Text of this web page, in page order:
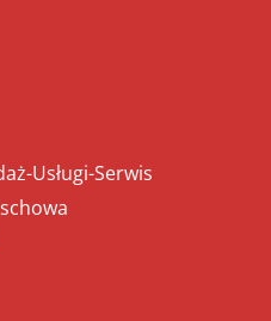
Usługi-Serwis